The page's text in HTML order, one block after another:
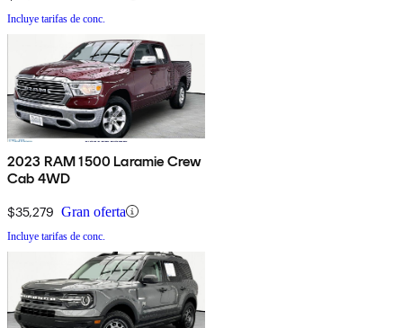
Incluye tarifas de conc.
2023 RAM 1500 Laramie Crew
Cab 4WD
$35,279 Gran oferta
Incluye tarifas de conc.